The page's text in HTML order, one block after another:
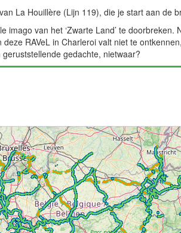
La Houillère (Lijn 119), die je start aan de
van het ‘Zwarte Land’ te
RAVeL in Charleroi valt niet te
gedachte, nietwaar?